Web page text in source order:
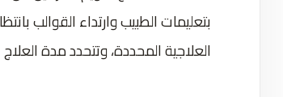
بتعليمات الطبيب وارتداء القوالب
العلاجية المحددة، وتتحدد مدة العلاج